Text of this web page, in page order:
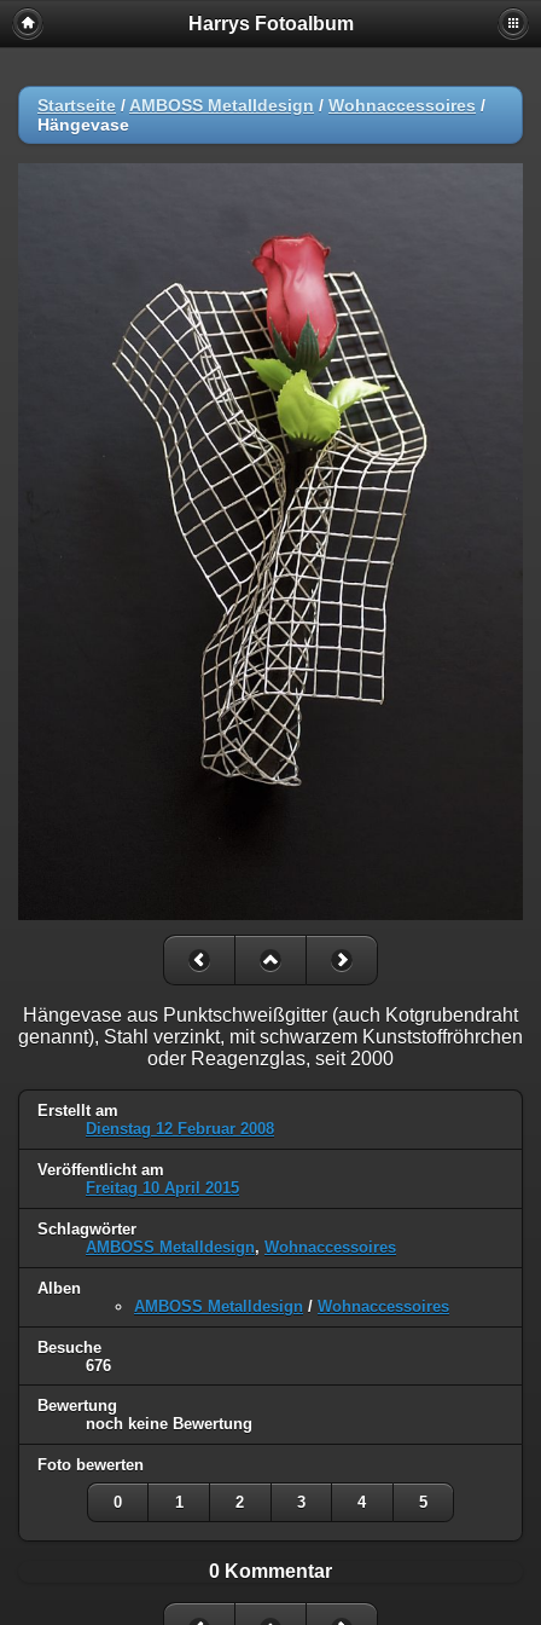
Harrys Fotoalbum
Startseite / AMBOSS Metalldesign / Wohnaccessoires /
Hängevase
Hängevase aus Punktschweißgitter (auch Kotgrubendraht
genannt), Stahl verzinkt, mit schwarzem Kunststoffröhrchen
oder Reagenzglas, seit 2000
Erstellt am
Dienstag 12 Februar 2008
Veröffentlicht am
Freitag 10 April 2015
Schlagwörter
AMBOSS Metalldesign, Wohnaccessoires
Alben
AMBOSS Metalldesign / Wohnaccessoires
Besuche
676
Bewertung
noch keine Bewertung
Foto bewerten
0 1 2 3 4 5
0 Kommentar